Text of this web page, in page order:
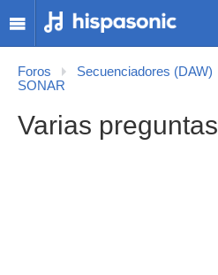
Foros Secuenciadores (DAW)
SONAR
Varias preguntas